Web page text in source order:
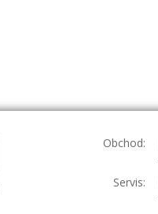
Obchod:
Servis: